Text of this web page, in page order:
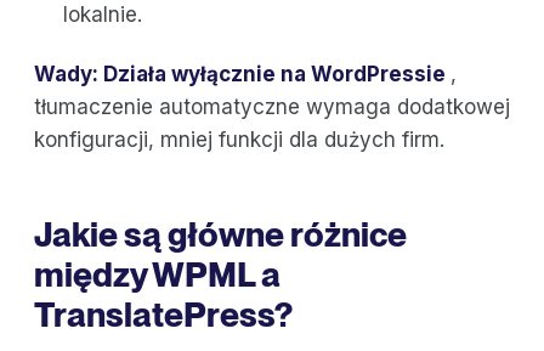
lokalnie.
Wady: Działa wyłącznie na WordPressie ,
tłumaczenie automatyczne wymaga dodatkowej
konfiguracji, mniej funkcji dla dużych firm.
Jakie są główne różnice
między WPML a
TranslatePress?